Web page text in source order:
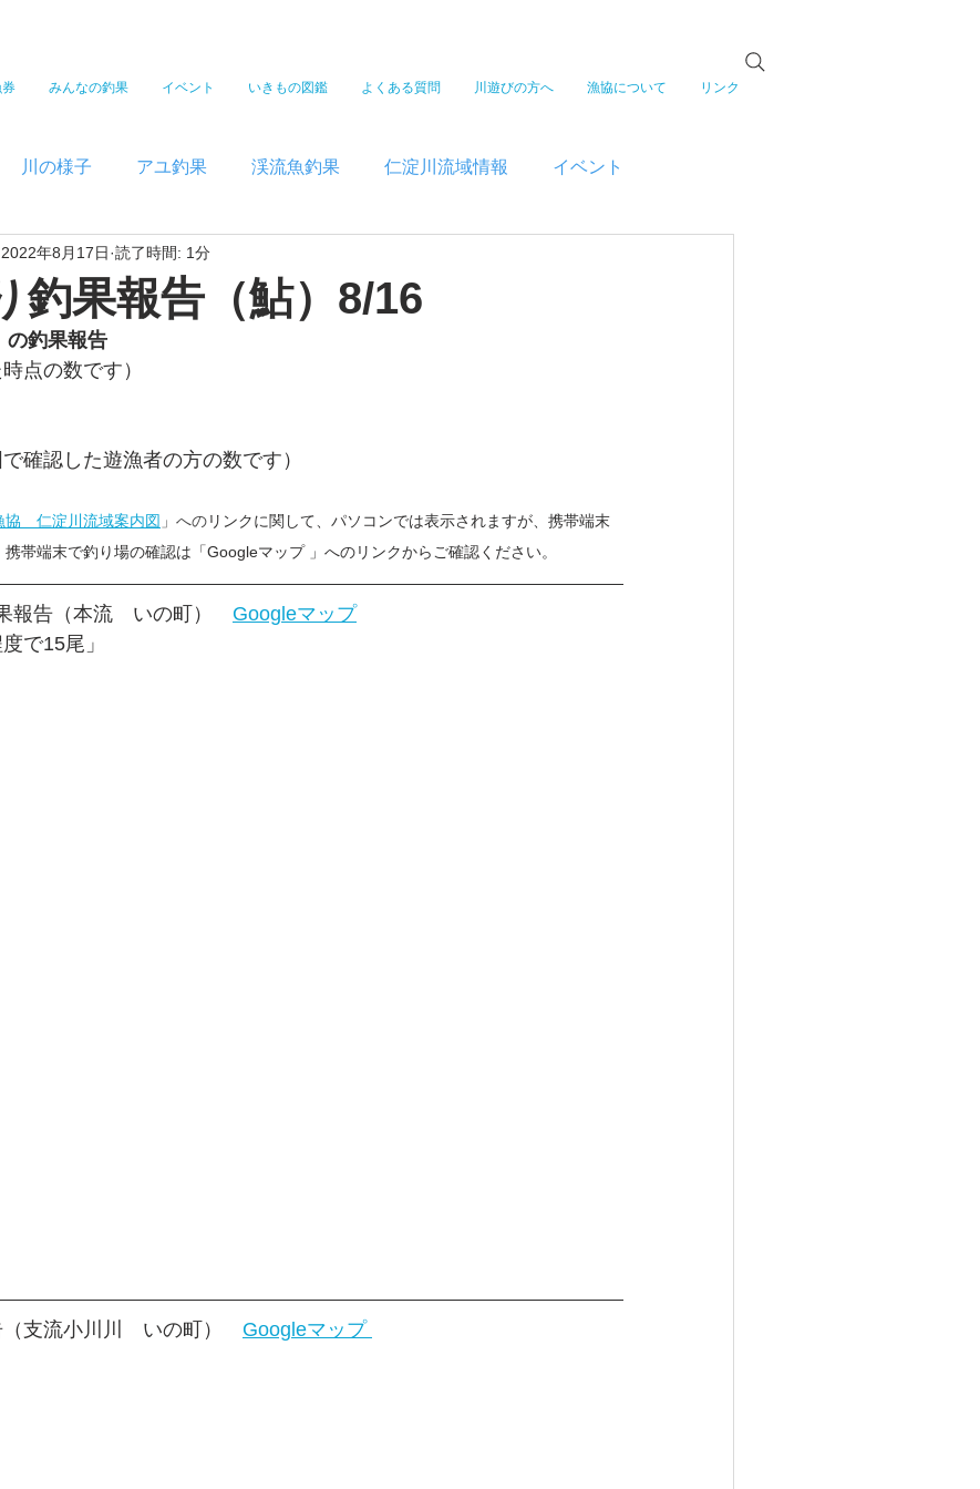
券 みんなの釣果 イベント いきもの図鑑 よくある質問 川遊びの方へ 漁協について リンク
川の様子 アユ釣果 渓流魚釣果 仁淀川流域情報 イベント
釣果報告（鮎）8/16
2022年8月17日 読了時間: 1分
の釣果報告
点の数です）
確認した遊漁者の方の数です）
協　仁淀川流域案内図 」へのリンクに関して、パソコンでは表示されますが、携帯端末
帯端末で釣り場の確認は「Googleマップ 」へのリンクからご確認ください。
報告（本流　いの町） Googleマップ
で15尾」
（支流小川川　いの町） Googleマップ